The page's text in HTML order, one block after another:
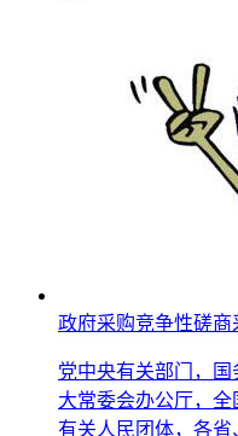
政府采购竞争性磋
党中央有关部门，
大常委会办公厅，全
有关人民团体，各